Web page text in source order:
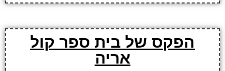
הפקס של בית ספר קול
אריה